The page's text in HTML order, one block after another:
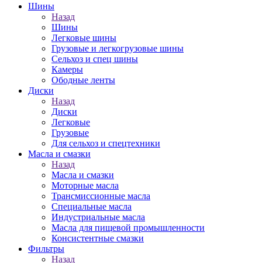
Шины
Назад
Шины
Легковые шины
Грузовые и легкогрузовые шины
Сельхоз и спец шины
Камеры
Ободные ленты
Диски
Назад
Диски
Легковые
Грузовые
Для сельхоз и спецтехники
Масла и смазки
Назад
Масла и смазки
Моторные масла
Трансмиссионные масла
Специальные масла
Индустриальные масла
Масла для пищевой промышленности
Консистентные смазки
Фильтры
Назад